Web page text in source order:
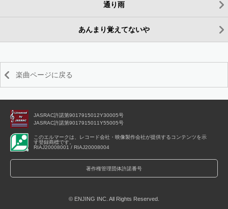
通り雨
あんまり覚えてないや
楽曲ページに戻る
JASRAC許諾第9017915012Y30005号
JASRAC許諾第9017915011Y55005号
このエルマークは、レコード会社・映像製作会社が提供するコンテンツを示
す登録商標です。
RIAJ20008001 / RIAJ20008004
著作権管理団体許諾番号
© ENJING INC. All Rights Reserved.